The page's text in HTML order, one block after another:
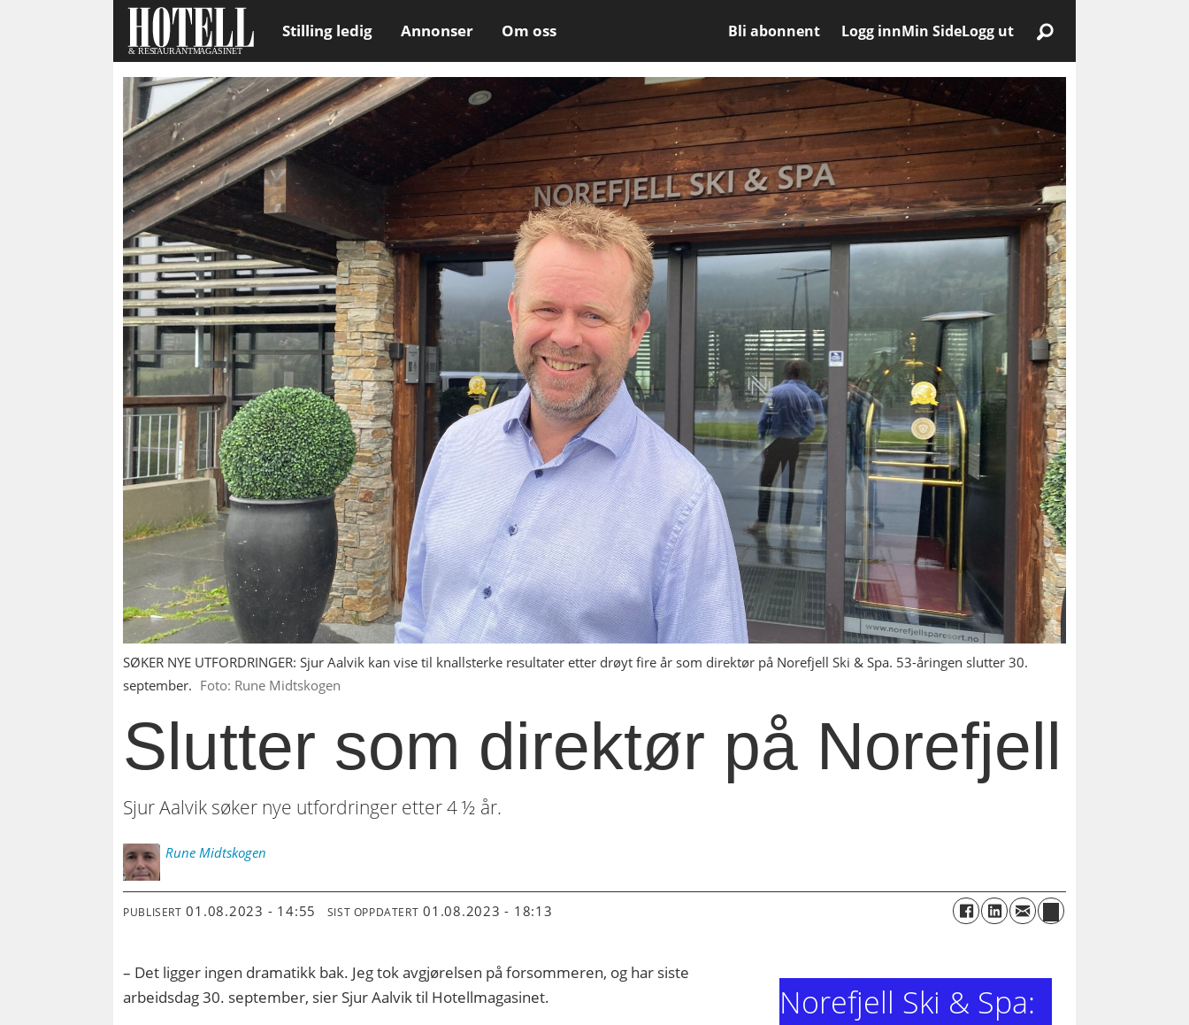
Stilling ledig Annonser Om oss Bli abonnent Logg innMin SideLogg ut
SØKER NYE UTFORDRINGER: Sjur Aalvik kan vise til knallsterke resultater etter drøyt fire år som direktør på Norefjell Ski & Spa. 53-åringen slutter 30.
september. Foto: Rune Midtskogen
Slutter som direktør på Norefjell
Sjur Aalvik søker nye utfordringer etter 4 ½ år.
Rune Midtskogen
PUBLISERT 01.08.2023 - 14:55 SIST OPPDATERT 01.08.2023 - 18:13
Norefjell Ski & Spa:
– Det ligger ingen dramatikk bak. Jeg tok avgjørelsen på forsommeren, og har siste
arbeidsdag 30. september, sier Sjur Aalvik til Hotellmagasinet.